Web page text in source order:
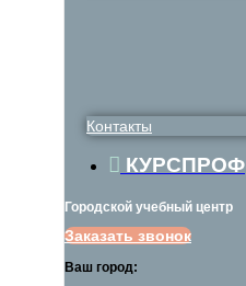
Контакты
КУРСПРОФ
Городской учебный центр
Заказать звонок
Ваш город: